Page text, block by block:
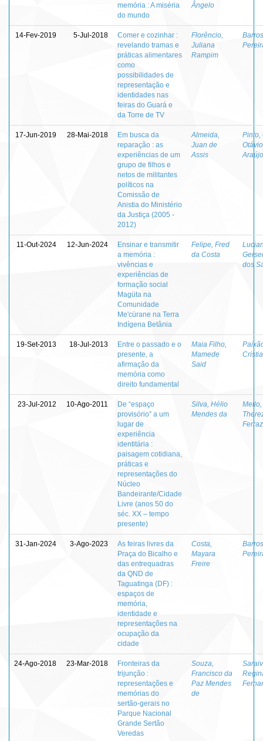
memória : A miséria
do mundo
Ângelo
14-Fev-2019 5-Jul-2018
Comer e cozinhar :
revelando tramas e
práticas alimentares
como
possibilidades de
representação e
identidades nas
feiras do Guará e
da Torre de TV
Florêncio,
Juliana
Rampim
17-Jun-2019 28-Mai-2018
Em busca da
reparação : as
experiências de um
grupo de filhos e
netos de militantes
políticos na
Comissão de
Anistia do Ministério
da Justiça (2005 -
2012)
Almeida,
Juan de
Assis
Pinto,
Araújo
11-Out-2024 12-Jun-2024
Ensinar e transmitir
a memória :
vivências e
experiências de
formação social
Magüta na
Comunidade
Me'cürane na Terra
Indígena Betânia
Felipe, Fred
da Costa
dos
19-Set-2013 18-Jul-2013
Entre o passado e o
presente, a
afirmação da
memória como
direito fundamental
Maia Filho,
Mamede
Said
23-Jul-2012 10-Ago-2011
De “espaço
provisório” a um
lugar de
experiência
identitária :
paisagem cotidiana,
práticas e
representações do
Núcleo
Bandeirante/Cidade
Livre (anos 50 do
séc. XX – tempo
presente)
Silva, Hélio
Mendes da
31-Jan-2024 3-Ago-2023
As feiras livres da
Praça do Bicalho e
das entrequadras
da QND de
Taguatinga (DF) :
espaços de
memória,
identidade e
representações na
ocupação da
cidade
Costa,
Mayara
Freire
24-Ago-2018 23-Mar-2018
Fronteiras da
trijunção :
representações e
memórias do
sertão-gerais no
Parque Nacional
Grande Sertão
Veredas
Souza,
Francisco da
Paz Mendes
de